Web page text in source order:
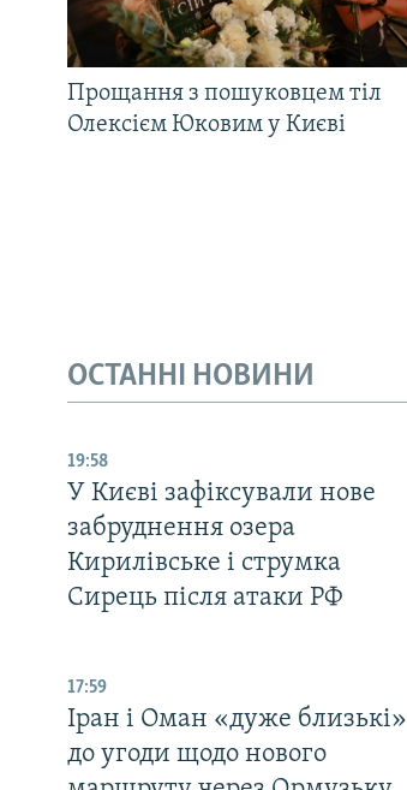
Прощання з пошуковцем тіл
Олексієм Юковим у Києві
ОСТАННІ НОВИНИ
19:58
У Києві зафіксували нове
забруднення озера
Кирилівське і струмка
Сирець після атаки РФ
17:59
Іран і Оман «дуже близькі»
до угоди щодо нового